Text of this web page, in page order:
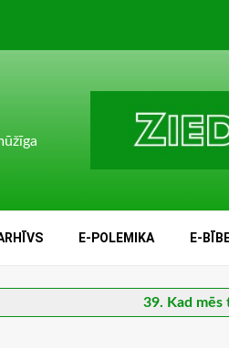
E-POLEMIKA E-
39. Kad mēs